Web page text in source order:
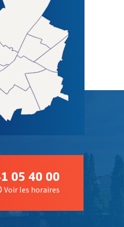
VILLE D'ANGERS
05 40 00
Voir les horaires